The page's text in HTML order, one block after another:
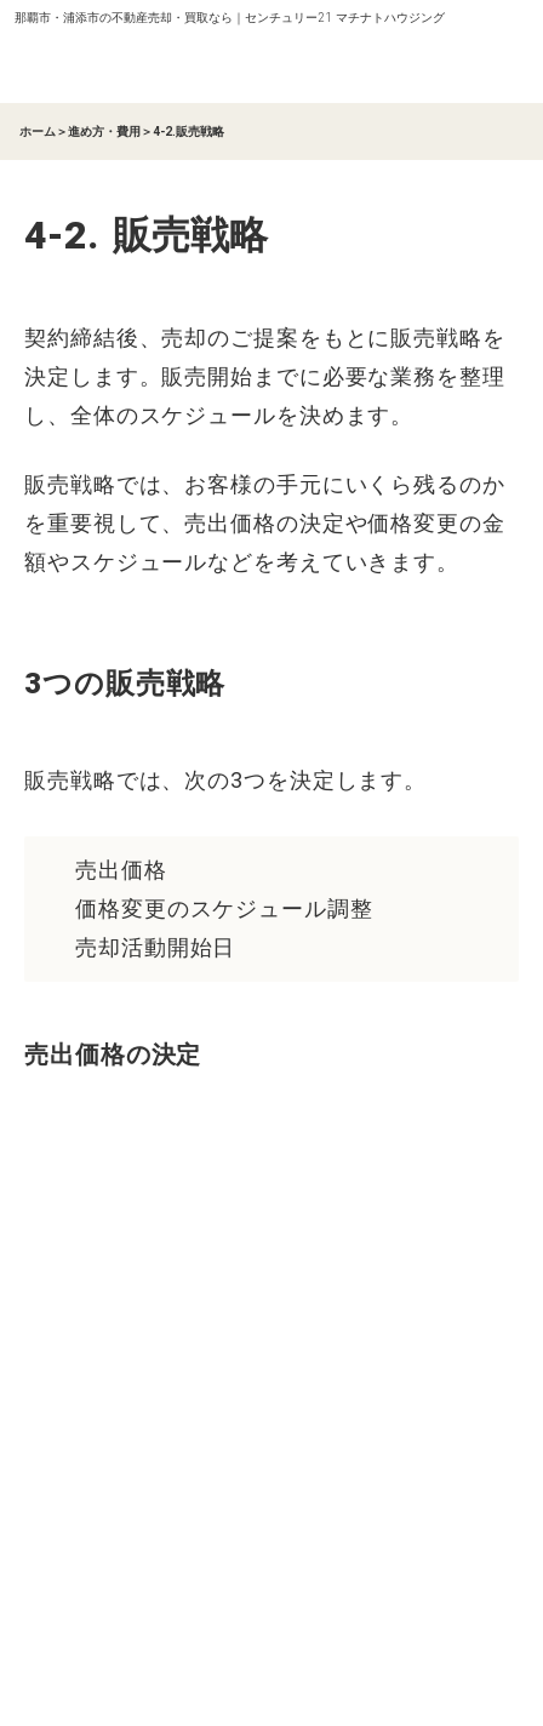
那覇市・浦添市の不動産売却・買取なら｜センチュリー21 マチナトハウジング
ホーム ＞進め方・費用 ＞4-2.販売戦略
4-2. 販売戦略
契約締結後、売却のご提案をもとに販売戦略を
決定します。販売開始までに必要な業務を整理
し、全体のスケジュールを決めます。
販売戦略では、お客様の手元にいくら残るのか
を重要視して、売出価格の決定や価格変更の金
額やスケジュールなどを考えていきます。
3つの販売戦略
販売戦略では、次の3つを決定します。
売出価格
価格変更のスケジュール調整
売却活動開始日
売出価格の決定